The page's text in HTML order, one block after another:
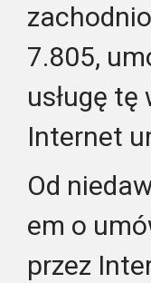
7.805,
usługę
Internet
Od
em o
przez